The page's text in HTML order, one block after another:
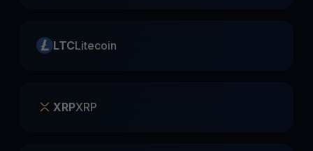
LTCLitecoin
XRPXRP